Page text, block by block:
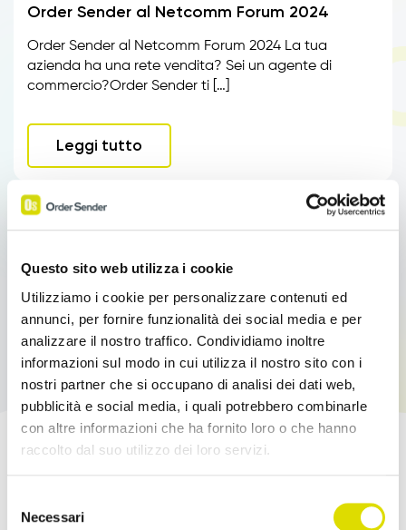
Questo sito web utilizza i cookie
Utilizziamo i cookie per personalizzare contenuti ed
annunci, per fornire funzionalità dei social media e per
analizzare il nostro traffico. Condividiamo inoltre
informazioni sul modo in cui utilizza il nostro sito con i
nostri partner che si occupano di analisi dei dati web,
pubblicità e social media, i quali potrebbero combinarle
con altre informazioni che ha fornito loro o che hanno
raccolto dal suo utilizzo dei loro servizi.
all'informativa:
https://www.ordersender.com/cookie-
delNecessari
Order Sender al Netcomm Forum 2024
Order Sender al Netcomm Forum 2024 La tua
azienda ha una rete vendita? Sei un agente di
commercio?Order Sender ti […]
Leggi tutto
Prova l'App Order Sender gratis, nella sua